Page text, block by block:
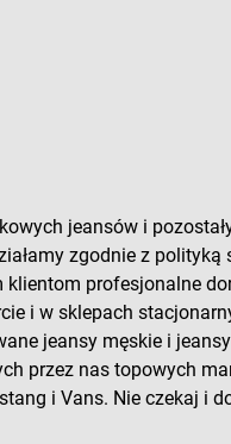
jeansów i
zgodnie z polityką
klientom profesjonalne
i w sklepach
jeansy męskie i
przez nas topowych
i Vans. Nie czekaj i